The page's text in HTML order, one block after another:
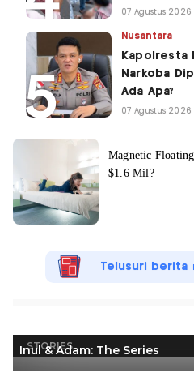
07 Agustus 2026
Nusantara
Kapolresta
Narkoba
Ada Apa?
07 Agustus 2026
Telusuri berita